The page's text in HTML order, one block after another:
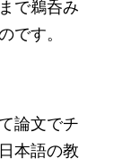
で鵜呑み
です。
論文でチ
本語の教